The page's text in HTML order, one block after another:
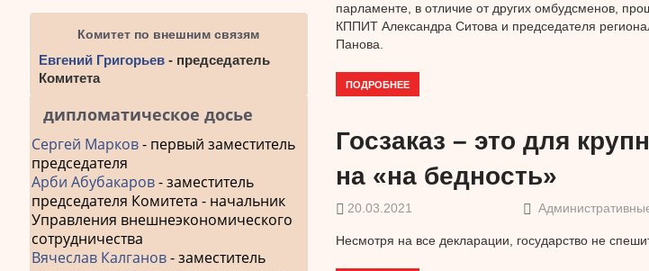
парламенте, в отличие от других омбудсменов,
КППИТ Александра Ситова и председателя
Панова.
ПОДРОБНЕЕ
Госзаказ – это для
на «на бедность»
20.03.2021
Несмотря на все декларации, государство не
Комитет по внешним связям
Евгений Григорьев - председатель
Комитета
дипломатическое досье
Сергей Марков- первый заместитель
председателя
Арби Абубакаров- заместитель
председателя Комитета - начальник
Управления внешнеэкономического
сотрудничества
Вячеслав Калганов- заместитель